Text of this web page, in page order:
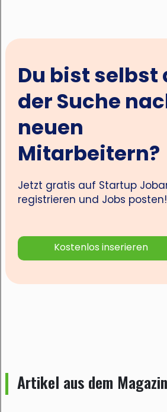
Du bist selbst
der Suche
neuen
Mitarbeitern?
Jetzt gratis auf Startup
registrieren und Jobs posten!
Kostenlos inserieren
Artikel aus dem Magazin